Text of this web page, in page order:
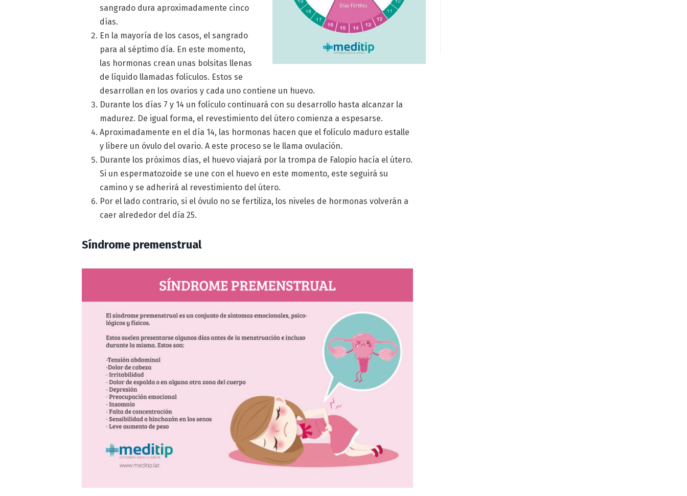
sangrado dura aproximadamente cinco
días.
En la mayoría de los casos, el sangrado
para al séptimo día. En este momento,
las hormonas crean unas bolsitas llenas
de líquido llamadas folículos. Estos se
desarrollan en los ovarios y cada uno contiene un huevo.
Durante los días 7 y 14 un folículo continuará con su desarrollo hasta alcanzar la
madurez. De igual forma, el revestimiento del útero comienza a espesarse.
Aproximadamente en el día 14, las hormonas hacen que el folículo maduro estalle
y libere un óvulo del ovario. A este proceso se le llama ovulación.
Durante los próximos días, el huevo viajará por la trompa de Falopio hacía el útero.
Si un espermatozoide se une con el huevo en este momento, este seguirá su
camino y se adherirá al revestimiento del útero.
Por el lado contrario, si el óvulo no se fertiliza, los niveles de hormonas volverán a
caer alrededor del día 25.
Síndrome premenstrual